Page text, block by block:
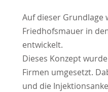
Auf dieser Grundlage
Friedhofsmauer in
entwickelt.
Dieses Konzept
Firmen umgesetzt.
und die